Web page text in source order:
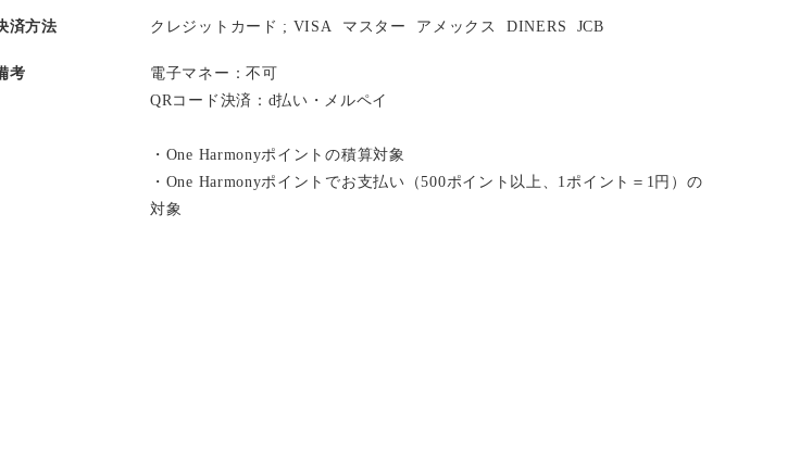
済方法 クレジットカード ; VISA マスター アメックス DINERS JCB
考
電子マネー：不可
QRコード決済：d払い・メルペイ
・One Harmonyポイントの積算対象
・One Harmonyポイントでお支払い（500ポイント以上、1ポイント＝1円）の
対象